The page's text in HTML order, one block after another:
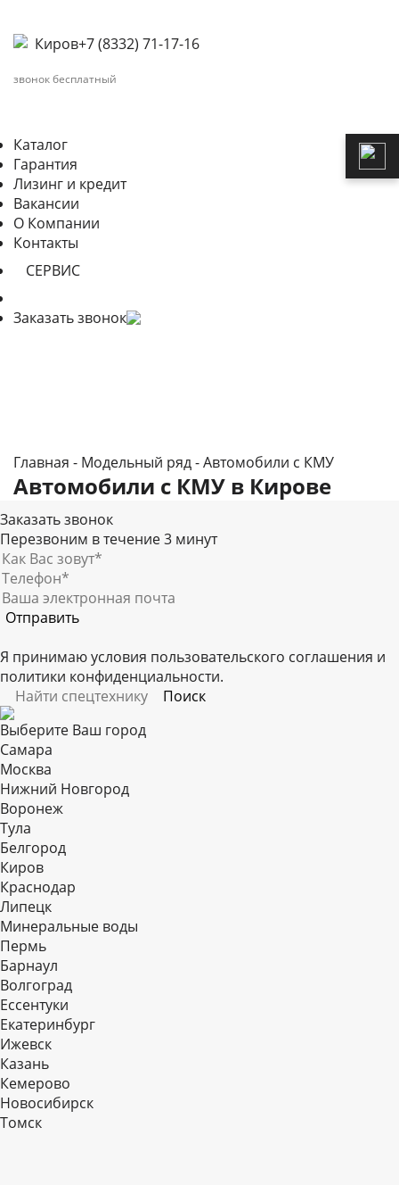
Киров+7 (8332) 71-17-16
звонок бесплатный
Каталог
Гарантия
Лизинг и кредит
Вакансии
О Компании
Контакты
СЕРВИС
Заказать звонок
Главная - Модельный ряд-Автомобили с КМУ
Автомобили с КМУ в Кирове
Заказать звонок
Перезвоним в течение 3 минут
Я принимаю условия пользовательского соглашения и
политики конфиденциальности.
Выберите Ваш город
Самара
Москва
Нижний Новгород
Воронеж
Тула
Белгород
Киров
Краснодар
Липецк
Минеральные воды
Пермь
Барнаул
Волгоград
Еcсентуки
Екатеринбург
Ижевск
Казань
Кемерово
Новосибирск
Томск